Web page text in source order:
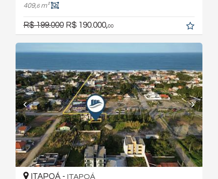
409,6m²
R$ 199.000 R$ 190.000,00
ITAPOÁ - ITAPOÁ